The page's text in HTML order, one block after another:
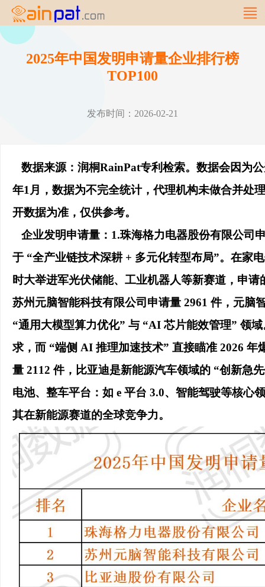
2025年中国发明申请量企业排行榜
TOP100
发布时间：2026-02-21
数据来源：润桐RainPat专利检索。数据会因为
年1月，数据为不完全统计，代理机构未做合并处
开数据为准，仅供参考。
企业发明申请量：1.珠海格力电器股份有限公司
于 “全产业链技术深耕 + 多元化转型布局”。在家
时大举进军光伏储能、工业机器人等新赛道，申
苏州元脑智能科技有限公司申请量 2961 件，元脑
“通用大模型算力优化” 与 “AI 芯片能效管理” 领
求，而 “端侧 AI 推理加速技术” 直接瞄准 2026
量 2112 件，比亚迪是新能源汽车领域的 “创新急
电池、整车平台：如 e 平台 3.0、智能驾驶等核心
其在新能源赛道的全球竞争力。